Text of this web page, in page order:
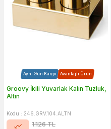
Aynı Gün Kargo Avantajlı Ürün
Groovy İkili Yuvarlak Kalın Tuzluk,
Altın
Kodu : 246.GRV.104.ALTN
1.126TL